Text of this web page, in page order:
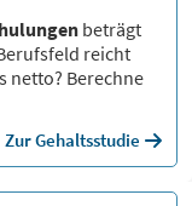
beträgt
reicht
netto? Berechne
Zur Gehaltsstudie